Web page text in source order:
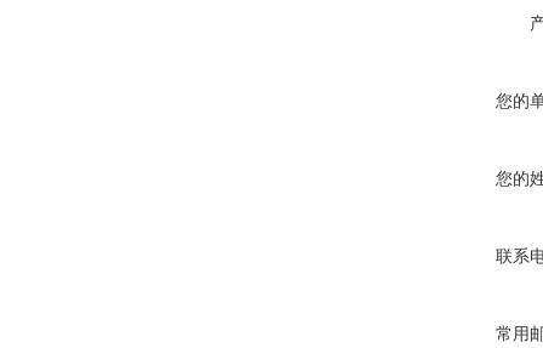
您的
您的
联系
常用